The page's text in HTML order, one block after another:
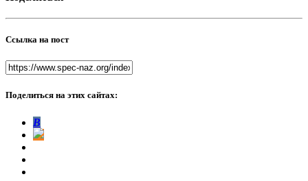
Ссылка на пост
Поделиться на этих сайтах:
В